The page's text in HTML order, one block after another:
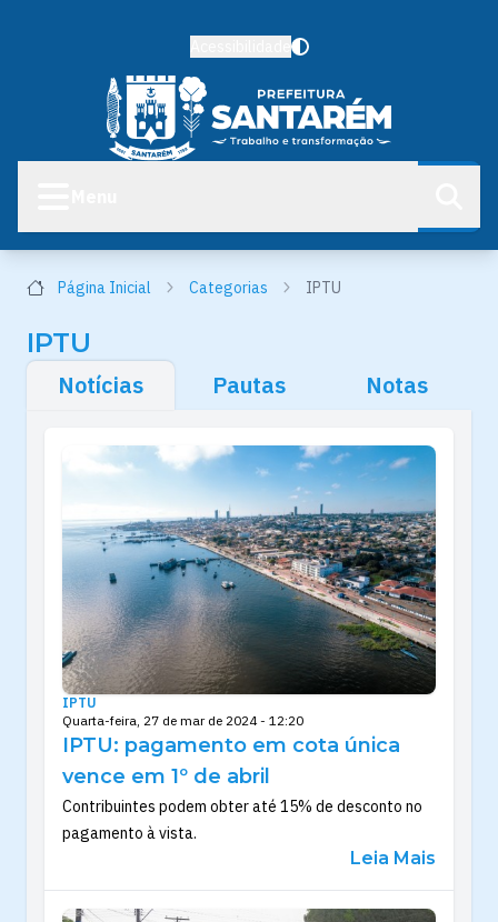
Página Inicial Categorias IPTU
IPTU
Notícias Pautas Notas
IPTU
Quarta-feira, 27 de mar de 2024 - 12:20
IPTU: pagamento em cota única
vence em 1º de abril
Contribuintes podem obter até 15% de desconto no
pagamento à vista.
Leia Mais